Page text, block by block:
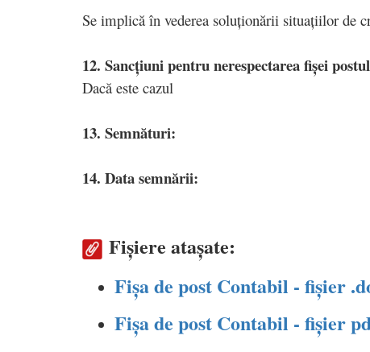
Se implică în vederea soluționării situațiilor de
12. Sancțiuni pentru nerespectarea fișei
Dacă este cazul
13. Semnături:
14. Data semnării:
Fișiere atașate:
Fișa de post Contabil - fișier
Fișa de post Contabil - fișier